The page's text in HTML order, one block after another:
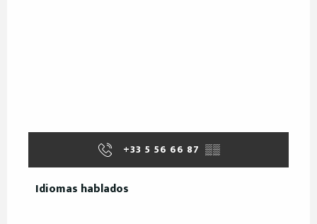
+33 5 56 66 87 ▒▒
Idiomas hablados
Idiomas hablados